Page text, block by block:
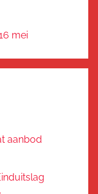
mei
aanbod